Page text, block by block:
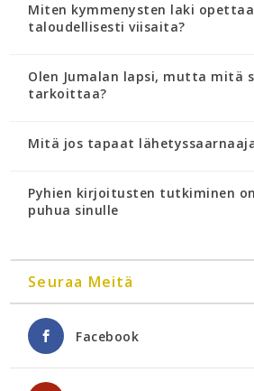
Miten kymmenysten laki
taloudellisesti viisaita?
Olen Jumalan lapsi, mutta mitä
tarkoittaa?
Mitä jos tapaat
Pyhien kirjoitusten tutkiminen
puhua sinulle
Seuraa Meitä
Facebook